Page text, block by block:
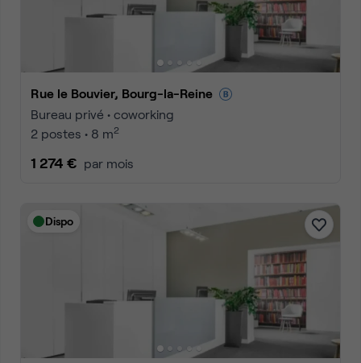
Rue le Bouvier, Bourg-la-Reine
Bureau privé • coworking
2 postes • 8 m2
1 274 € par mois
Dispo